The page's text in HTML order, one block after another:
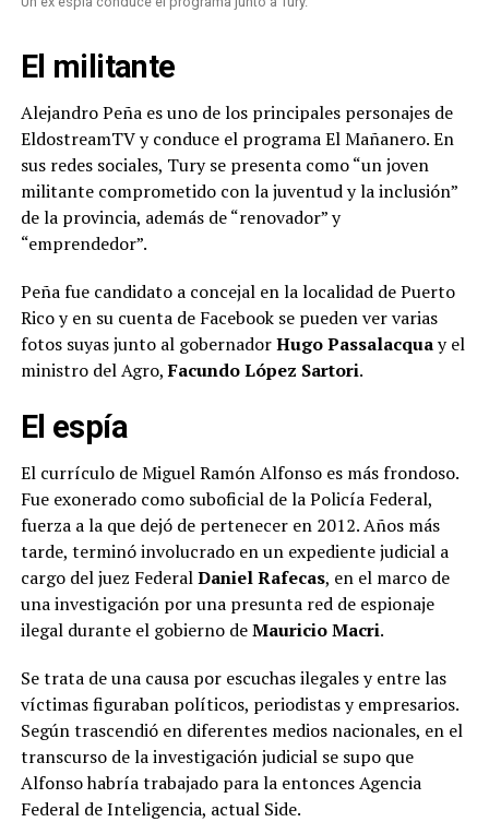
El militante
Alejandro Peña es uno de los principales personajes de
EldostreamTV y conduce el programa El Mañanero. En
sus redes sociales, Tury se presenta como “un joven
militante comprometido con la juventud y la inclusión”
de la provincia, además de “renovador” y
“emprendedor”.
Peña fue candidato a concejal en la localidad de Puerto
Rico y en su cuenta de Facebook se pueden ver varias
fotos suyas junto al gobernadorHugo Passalacquay el
ministro del Agro,Facundo López Sartori.
El espía
El currículo de Miguel Ramón Alfonso es más frondoso.
Fue exonerado como suboficial de la Policía Federal,
fuerza a la que dejó de pertenecer en 2012. Años más
tarde, terminó involucrado en un expediente judicial a
cargo del juez FederalDaniel Rafecas, en el marco de
una investigación por una presunta red de espionaje
ilegal durante el gobierno deMauricio Macri.
Se trata de una causa por escuchas ilegales y entre las
víctimas figuraban políticos, periodistas y empresarios.
Según trascendió en diferentes medios nacionales, en el
transcurso de la investigación judicial se supo que
Alfonso habría trabajado para la entonces Agencia
Federal de Inteligencia, actual Side.